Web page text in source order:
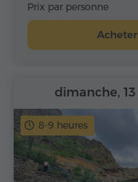
Prix par personne
8-9 heures
dimanche,